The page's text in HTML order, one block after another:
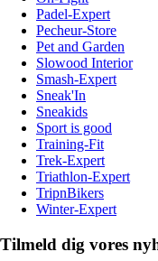
Padel-Expert
Pecheur-Store
Pet and Garden
Slowood Interior
Smash-Expert
Sneak'In
Sneakids
Sport is good
Training-Fit
Trek-Expert
Triathlon-Expert
TripnBikers
Winter-Expert
Tilmeld dig vores